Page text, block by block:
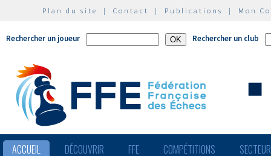
Plan du site | Contact | Publications | Mon
Rechercher un joueur Rechercher un club
ACCUEIL DÉCOUVRIR FFE COMPÉTITIONS